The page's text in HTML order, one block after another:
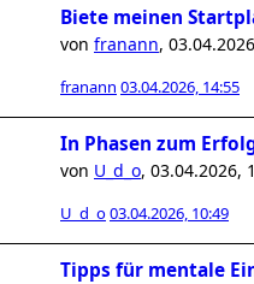
Biete meinen
von franann,
franann 03.04.2026, 14:55
In Phasen zum
von U_d_o, 03.04.2026,
U_d_o03.04.2026, 10:49
Tipps für mentale